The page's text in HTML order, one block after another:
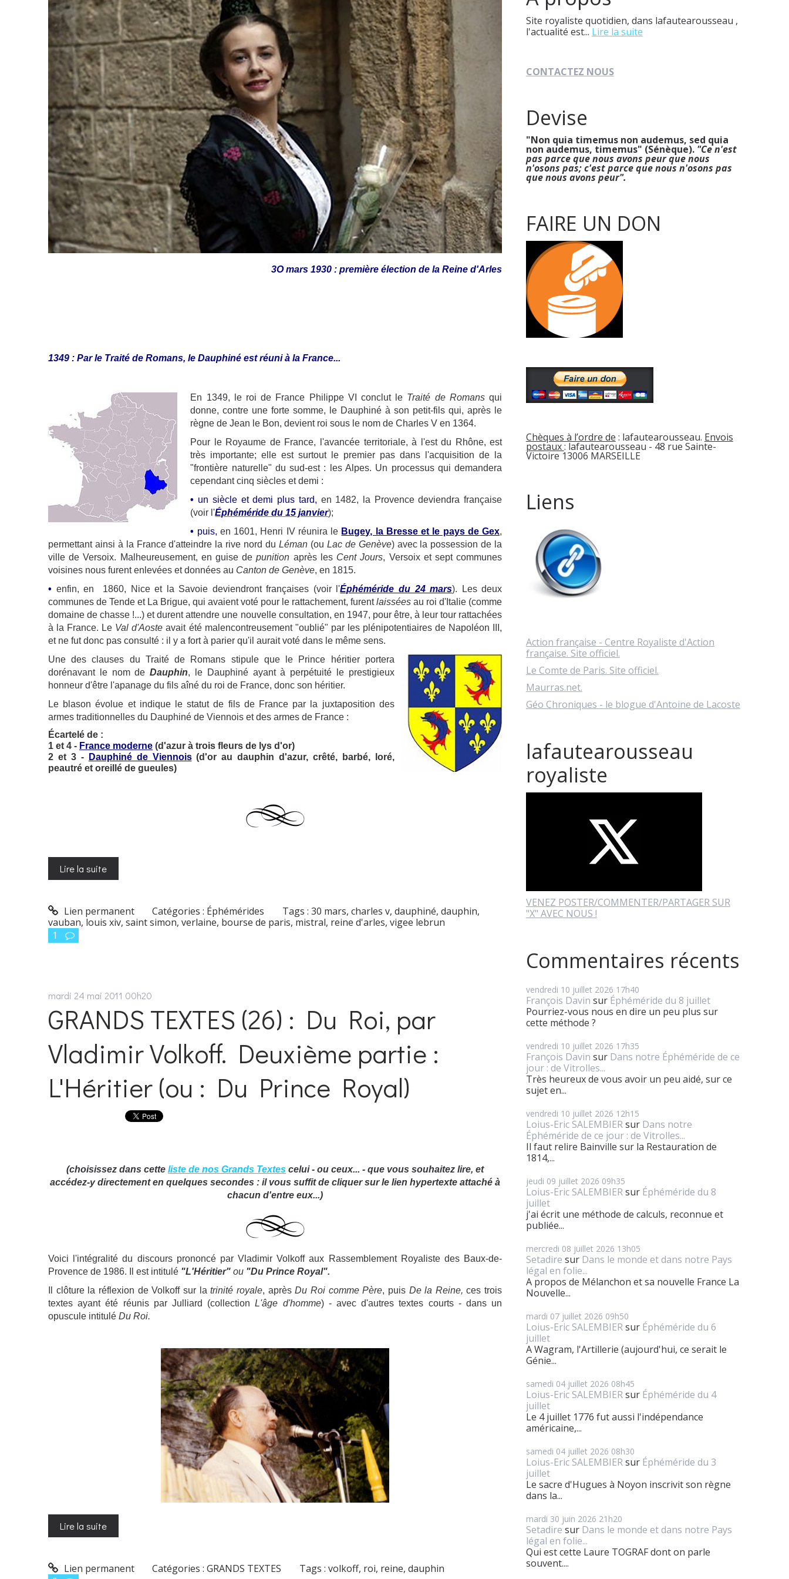
3O mars 1930 : première élection de la Reine d'Arles
1349 : Par le Traité de Romans, le Dauphiné est réuni à la France...
En 1349, le roi de France Philippe VI conclut le Traité de Romansqui
donne, contre une forte somme, le Dauphiné à son petit-fils qui, après le
règne de Jean le Bon, devient roi sous le nom de Charles V en 1364.
Pour le Royaume de France, l'avancée territoriale, à l'est du Rhône, est
très importante; elle est surtout le premier pas dans l'acquisition de la
"frontière naturelle" du sud-est : les Alpes. Un processus qui demandera
cependant cinq siècles et demi :
• un siècle et demi plus tard, en 1482, la Provence deviendra française
(voir l'Éphéméride du 15 janvier);
• puis, en 1601, Henri IV réunira le Bugey, la Bresse et le pays de Gex,
permettant ainsi à la France d'atteindre la rive nord du Léman (ou Lac de Genève) avec la possession de la
ville de Versoix. Malheureusement, en guise depunition après les Cent Jours, Versoix et sept communes
voisines nous furent enlevées et données au Canton de Genève, en 1815.
• enfin, en 1860, Nice et la Savoie deviendront françaises (voir l'Éphéméride du 24 mars). Les deux
communes de Tende et La Brigue, qui avaient voté pour le rattachement, furentlaissées au roi d'Italie (comme
domaine de chasse !...) et durent attendre une nouvelle consultation, en 1947, pour être, à leur tour rattachées
à la France. Le Val d'Aoste avait été malencontreusement "oublié" par les plénipotentiaires de Napoléon III,
et ne fut donc pas consulté : il y a fort à parier qu'il aurait voté dans le même sens.
Une des clauses du Traité de Romans stipule que le Prince héritier portera
dorénavant le nom deDauphin, le Dauphiné ayant à perpétuité le prestigieux
honneur d'être l'apanage du fils aîné du roi de France, donc son héritier.
Le blason évolue et indique le statut de fils de France par la juxtaposition des
armes traditionnelles du Dauphiné de Viennois et des armes de France :
Écartelé de :
1 et 4 - France moderne (d'azur à trois fleurs de lys d'or)
2 et 3 -
Dauphiné de Viennois (d'or au dauphin d'azur, crêté, barbé, loré,
peautré et oreillé de gueules)
Lire la suite
Lien permanent Catégories : Éphémérides Tags :30 mars,charles v,dauphiné,dauphin,
vauban, louis xiv, saint simon, verlaine, bourse de paris, mistral, reine d'arles, vigee lebrun
1
mardi 24 mai 2011 00h20
GRANDS TEXTES (26) : Du Roi, par
Vladimir Volkoff. Deuxième partie :
L'Héritier (ou : Du Prince Royal)
(choisissez dans cetteliste de nos Grands Textes celui - ou ceux... - que vous souhaitez lire, et
accédez-y directement en quelques secondes : il vous suffit de cliquer sur le lien hypertexte attaché à
chacun d'entre eux...)
Voici l'intégralité du discours prononcé par Vladimir Volkoff aux Rassemblement Royaliste des Baux-de-
Provence de 1986. Il est intitulé "L'Héritier" ou "Du Prince Royal".
Il clôture la réflexion de Volkoff sur latrinité royale, aprèsDu Roi comme Père, puis De la Reine,ces trois
textes ayant été réunis par Julliard (collectionL'âge d'homme) - avec d'autres textes courts - dans un
opuscule intitulé Du Roi.
Lire la suite
Lien permanent Catégories :GRANDS TEXTES Tags :volkoff, roi, reine,dauphin
Site royaliste quotidien, dans lafautearousseau ,
l'actualité est... Lire la suite
CONTACTEZ NOUS
Devise
"Non quia timemus non audemus, sed quia
non audemus, timemus" (Sénèque). "Ce n'est
pas parce que nous avons peur que nous
n'osons pas; c'est parce que nous n'osons pas
que nous avons peur".
FAIRE UN DON
Chèques à l’ordre de : lafautearousseau. Envois
postaux: lafautearousseau - 48 rue Sainte-
Victoire 13006 MARSEILLE
Liens
Action française - Centre Royaliste d'Action
française. Site officiel.
Le Comte de Paris. Site officiel.
Maurras.net.
Géo Chroniques - le blogue d'Antoine de Lacoste
lafautearousseau
royaliste
VENEZ POSTER/COMMENTER/PARTAGER SUR
"X" AVEC NOUS !
Commentaires récents
vendredi 10 juillet 2026 17h40
François Davin sur Éphéméride du 8 juillet
Pourriez-vous nous en dire un peu plus sur
cette méthode ?
vendredi 10 juillet 2026 17h35
François Davin sur Dans notre Éphéméride de ce
jour : de Vitrolles...
Très heureux de vous avoir un peu aidé, sur ce
sujet en...
vendredi 10 juillet 2026 12h15
Loius-Eric SALEMBIERsur Dans notre
Éphéméride de ce jour : de Vitrolles...
Il faut relire Bainville sur la Restauration de
1814,...
jeudi 09 juillet 2026 09h35
Loius-Eric SALEMBIERsur Éphéméride du 8
juillet
j'ai écrit une méthode de calculs, reconnue et
publiée...
mercredi 08 juillet 2026 13h05
Setadire sur Dans le monde et dans notre Pays
légal en folie...
A propos de Mélanchon et sa nouvelle France La
Nouvelle...
mardi 07 juillet 2026 09h50
Loius-Eric SALEMBIERsur Éphéméride du 6
juillet
A Wagram, l'Artillerie (aujourd'hui, ce serait le
Génie...
samedi 04 juillet 2026 08h45
Loius-Eric SALEMBIERsur Éphéméride du 4
juillet
Le 4 juillet 1776 fut aussi l'indépendance
américaine,...
samedi 04 juillet 2026 08h30
Loius-Eric SALEMBIERsur Éphéméride du 3
juillet
Le sacre d'Hugues à Noyon inscrivit son règne
dans la...
mardi 30 juin 2026 21h20
Setadire sur Dans le monde et dans notre Pays
légal en folie...
Qui est cette Laure TOGRAF dont on parle
souvent....